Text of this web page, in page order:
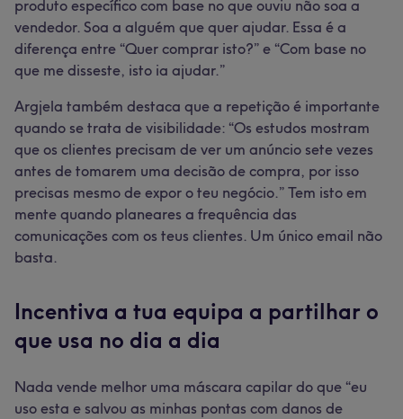
produto específico com base no que ouviu não soa a
vendedor. Soa a alguém que quer ajudar. Essa é a
diferença entre “Quer comprar isto?” e “Com base no
que me disseste, isto ia ajudar.”
Argjela também destaca que a repetição é importante
quando se trata de visibilidade: “Os estudos mostram
que os clientes precisam de ver um anúncio sete vezes
antes de tomarem uma decisão de compra, por isso
precisas mesmo de expor o teu negócio.” Tem isto em
mente quando planeares a frequência das
comunicações com os teus clientes. Um único email não
basta.
Incentiva a tua equipa a partilhar o
que usa no dia a dia
Nada vende melhor uma máscara capilar do que “eu
uso esta e salvou as minhas pontas com danos de